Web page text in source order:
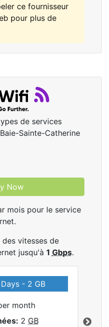
ce fournisseur
pour plus de
de services
Sainte-Catherine
Now
mois pour le service
vitesses de
jusqu'à 1 Gbps.
- 2 GB
month
2 GB